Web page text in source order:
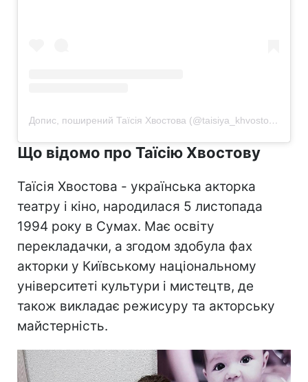
Допис, поширений Таїсія Хвостова (@taisiya_khvostova)
Що відомо про Таїсію Хвостову
Таїсія Хвостова - українська акторка
театру і кіно, народилася 5 листопада
1994 року в Сумах. Має освіту
перекладачки, а згодом здобула фах
акторки у Київському національному
університеті культури і мистецтв, де
також викладає режисуру та акторську
майстерність.